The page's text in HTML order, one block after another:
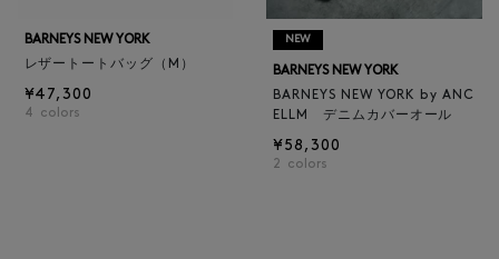
BARNEYS NEW YORK
レザートートバッグ（M）
¥47,300
4 colors
NEW
BARNEYS NEW YORK
BARNEYS NEW YORK by ANC
ELLM デニムカバーオール
¥58,300
2 colors